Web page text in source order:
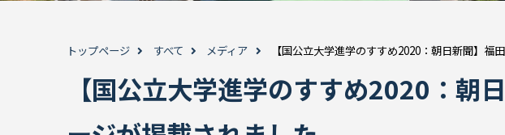
トップページ すべて メディア 【国公立大学進学のすすめ2020：朝日新聞】福
【国公立大学進学のすすめ2020：朝